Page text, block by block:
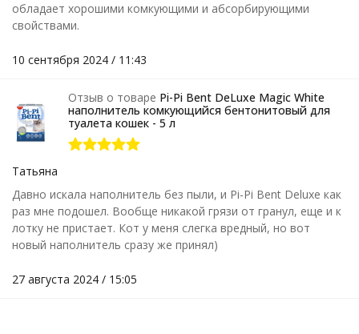
обладает хорошими комкующими и абсорбирующими
свойствами.
10 сентября 2024 / 11:43
Отзыв о товаре Pi-Pi Bent DeLuxe Magic White
наполнитель комкующийся бентонитовый для
туалета кошек - 5 л
Татьяна
Давно искала наполнитель без пыли, и Pi-Pi Bent Deluxe как
раз мне подошел. Вообще никакой грязи от гранул, еще и к
лотку не пристает. Кот у меня слегка вредный, но вот
новый наполнитель сразу же принял)
27 августа 2024 / 15:05